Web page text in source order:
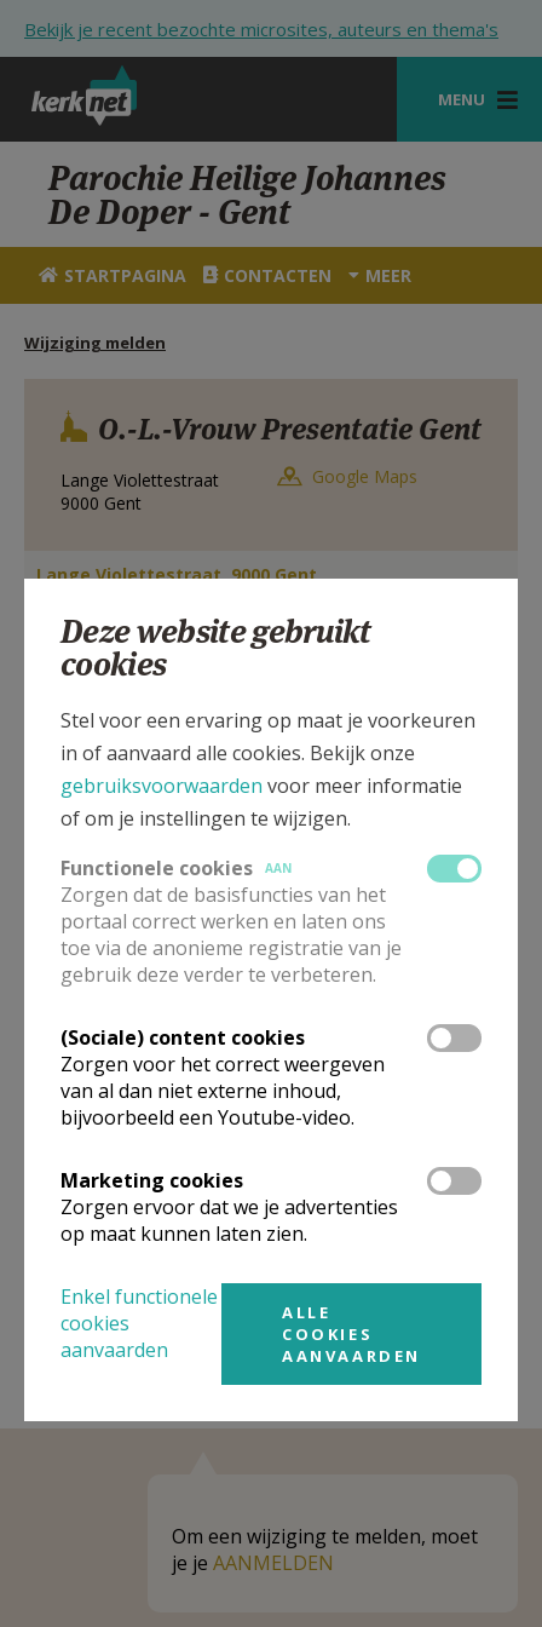
Bekijk je recent bezochte microsites, auteurs en thema's
MENU
STARTPAGINA
KERK
VIERINGEN
HULP
STARTPAGINA PORTAAL
MIJN PAROCHIE
AANMELDEN OF REGISTREREN
Parochie Heilige Johannes
De Doper - Gent
STARTPAGINA CONTACTEN MEER
Wijziging melden
O.-L.-Vrouw Presentatie Gent
Lange Violettestraat
9000 Gent
Google Maps
Lange Violettestraat, 9000 Gent
In deze kerk vinden geen weekendvieringen plaats. Via de
onderstaande lijst kan je het aanbod van kerken in de buurt
Omgeving
Niet gevonden wat je zocht? Hier vind je
links naar kerken, eventueel van andere
organisaties, in de buurt.
Kerken in of nabijGent
Om een wijziging te melden, moet
je je AANMELDEN
Deze website gebruikt
cookies
Stel voor een ervaring op maat je voorkeuren
in of aanvaard alle cookies. Bekijk onze
gebruiksvoorwaarden voor meer informatie
of om je instellingen te wijzigen.
Functionele cookies
AAN
Zorgen dat de basisfuncties van het
portaal correct werken en laten ons
toe via de anonieme registratie van je
gebruik deze verder te verbeteren.
(Sociale) content cookies
Zorgen voor het correct weergeven
van al dan niet externe inhoud,
bijvoorbeeld een Youtube-video.
Marketing cookies
Zorgen ervoor dat we je advertenties
op maat kunnen laten zien.
Enkel functionele
cookies
aanvaarden
ALLE
COOKIES
AANVAARDEN